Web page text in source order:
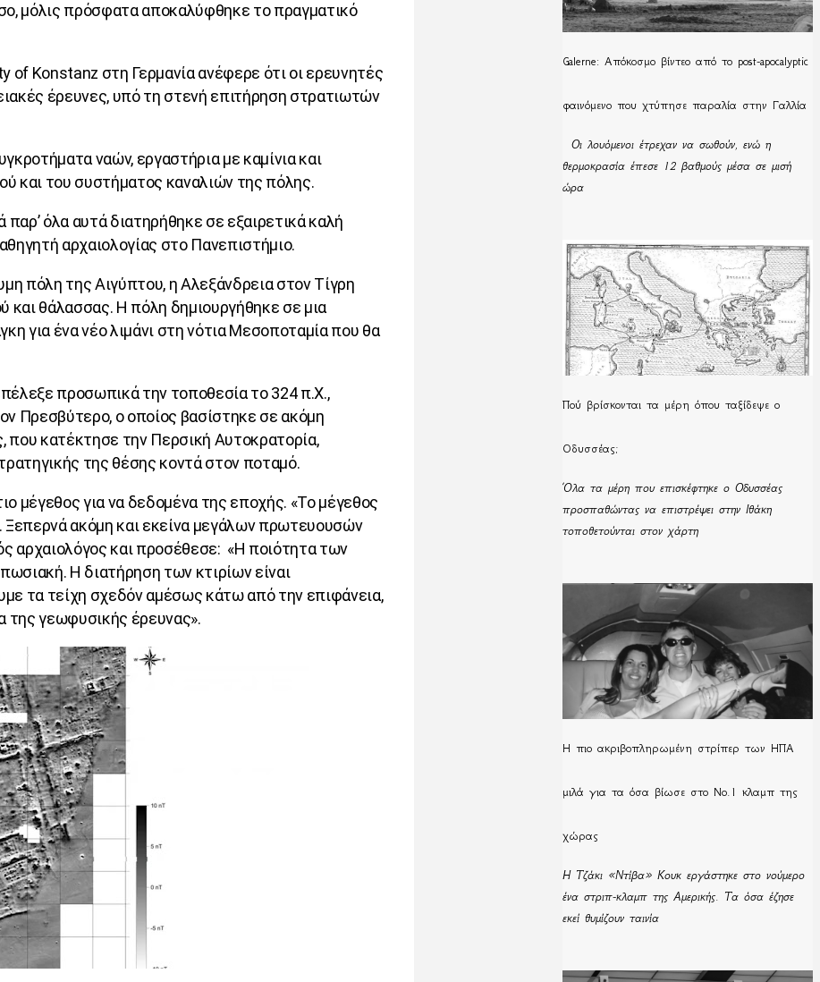
μόλις πρόσφατα αποκαλύφθηκε το πραγματικό
of Konstanz στη Γερμανία ανέφερε ότι οι ερευνητές
έρευνες, υπό τη στενή επιτήρηση στρατιωτών
ναών, εργαστήρια με καμίνια και
και του συστήματος καναλιών της πόλης.
όλα αυτά διατηρήθηκε σε εξαιρετικά καλή
αρχαιολογίας στο Πανεπιστήμιο.
πόλη της Αιγύπτου, η Αλεξάνδρεια στον Τίγρη
και θάλασσας. Η πόλη δημιουργήθηκε σε μια
για ένα νέο λιμάνι στη νότια Μεσοποταμία που θα
προσωπικά την τοποθεσία το 324 π.Χ.,
Πρεσβύτερο, ο οποίος βασίστηκε σε ακόμη
κατέκτησε την Περσική Αυτοκρατορία,
της θέσης κοντά στον ποταμό.
μέγεθος για να δεδομένα της εποχής. «Το μέγεθος
Ξεπερνά ακόμη και εκείνα μεγάλων πρωτευουσών
αρχαιολόγος και προσέθεσε: «Η ποιότητα των
Η διατήρηση των κτιρίων είναι
τα τείχη σχεδόν αμέσως κάτω από την επιφάνεια,
της γεωφυσικής έρευνας».
Galerne: Απόκοσμο βίντεο από το post-apocalyptic
φαινόμενο που χτύπησε παραλία στην Γαλλία
Οι λουόμενοι έτρεχαν να σωθούν, ενώ η
θερμοκρασία έπεσε 12 βαθμούς μέσα σε μισή
ώρα
Πού βρίσκονται τα μέρη όπου ταξίδεψε ο
Οδυσσέας;
Όλα τα μέρη που επισκέφτηκε ο Οδυσσέας
προσπαθώντας να επιστρέψει στην Ιθάκη
τοποθετούνται στον χάρτη
H πιο ακριβοπληρωμένη στρίπερ των ΗΠΑ
μιλά για τα όσα βίωσε στο Νο.1 κλαμπ της
χώρας
Η Τζάκι «Ντίβα» Κουκ εργάστηκε στο νούμερο
ένα στριπ-κλαμπ της Αμερικής. Τα όσα έζησε
εκεί θυμίζουν ταινία